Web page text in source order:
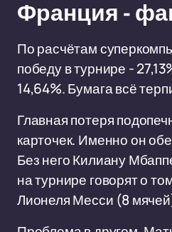
Франция -
По расчётам
победу в турнире -
14,64%. Бумага всё
Главная потеря
карточек. Именно он
Без него Килиану
на турнире говорят о
Лионеля Месси (8